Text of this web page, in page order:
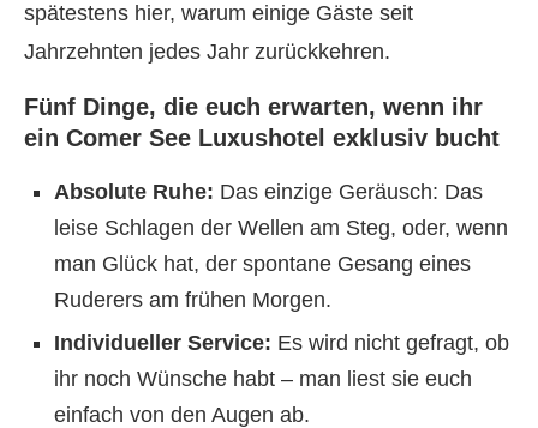
spätestens hier, warum einige Gäste seit
Jahrzehnten jedes Jahr zurückkehren.
Fünf Dinge, die euch erwarten, wenn ihr
ein Comer See Luxushotel exklusiv bucht
Absolute Ruhe: Das einzige Geräusch: Das
leise Schlagen der Wellen am Steg, oder, wenn
man Glück hat, der spontane Gesang eines
Ruderers am frühen Morgen.
Individueller Service: Es wird nicht gefragt, ob
ihr noch Wünsche habt – man liest sie euch
einfach von den Augen ab.